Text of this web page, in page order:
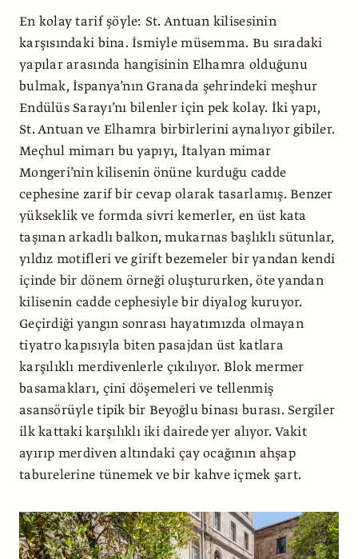
En kolay tarif şöyle: St. Antuan kilisesinin
karşısındaki bina. İsmiyle müsemma. Bu sıradaki
yapılar arasında hangisinin Elhamra olduğunu
bulmak, İspanya’nın Granada şehrindeki meşhur
Endülüs Sarayı’nı bilenler için pek kolay. İki yapı,
St. Antuan ve Elhamra birbirlerini aynalıyor gibiler.
Meçhul mimarı bu yapıyı, İtalyan mimar
Mongeri’nin kilisenin önüne kurduğu cadde
cephesine zarif bir cevap olarak tasarlamış. Benzer
yükseklik ve formda sivri kemerler, en üst kata
taşınan arkadlı balkon, mukarnas başlıklı sütunlar,
yıldız motifleri ve girift bezemeler bir yandan kendi
içinde bir dönem örneği oluştururken, öte yandan
kilisenin cadde cephesiyle bir diyalog kuruyor.
Geçirdiği yangın sonrası hayatımızda olmayan
tiyatro kapısıyla biten pasajdan üst katlara
karşılıklı merdivenlerle çıkılıyor. Blok mermer
basamakları, çini döşemeleri ve tellenmiş
asansörüyle tipik bir Beyoğlu binası burası. Sergiler
ilk kattaki karşılıklı iki dairede yer alıyor. Vakit
ayırıp merdiven altındaki çay ocağının ahşap
taburelerine tünemek ve bir kahve içmek şart.